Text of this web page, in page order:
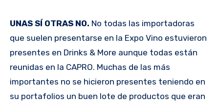
UNAS SÍ OTRAS NO. No todas las importadoras
que suelen presentarse en la Expo Vino estuvieron
presentes en Drinks & More aunque todas están
reunidas en la CAPRO. Muchas de las más
importantes no se hicieron presentes teniendo en
su portafolios un buen lote de productos que eran